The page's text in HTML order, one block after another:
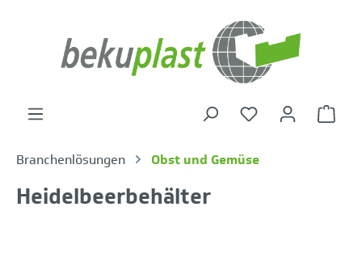
Branchenlösungen Obst und Gemüse
Heidelbeerbehälter